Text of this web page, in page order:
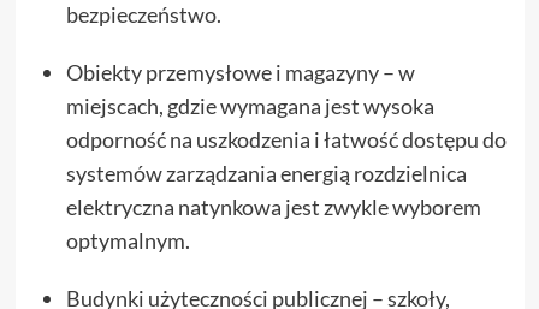
bezpieczeństwo.
Obiekty przemysłowe i magazyny – w
miejscach, gdzie wymagana jest wysoka
odporność na uszkodzenia i łatwość dostępu do
systemów zarządzania energią rozdzielnica
elektryczna natynkowa jest zwykle wyborem
optymalnym.
Budynki użyteczności publicznej – szkoły,